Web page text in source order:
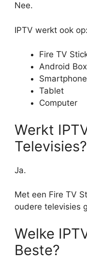
Nee.
IPTV werkt ook op:
Fire TV
Android Box
Smartphone
Tablet
Computer
Werkt
Televisies?
Ja.
Met een Fire TV
oudere televisies
Welke
Beste?